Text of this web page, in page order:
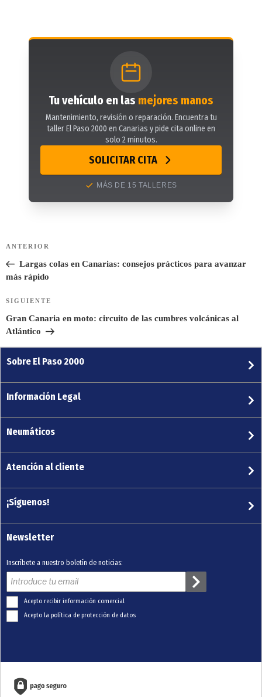
Tu vehículo en las mejores manos
Mantenimiento, revisión o reparación. Encuentra tu
taller El Paso 2000 en Canarias y pide cita online en
solo 2 minutos.
SOLICITAR CITA
MÁS DE 15 TALLERES
de
entradas
Entrada
anterior:
ANTERIOR
Largas colas en Canarias: consejos prácticos para avanzar
más rápido
Siguiente
entrada
SIGUIENTE
Gran Canaria en moto: circuito de las cumbres volcánicas al
Atlántico
Sobre El Paso 2000
Información Legal
Neumáticos
Atención al cliente
¡Síguenos!
Newsletter
Inscríbete a nuestro boletín de noticias:
Acepto recibir información comercial
Acepto la política de protección de datos